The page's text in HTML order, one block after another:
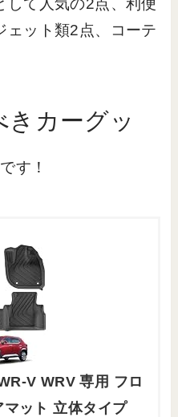
して人気の2点、利便
ェット類2点、コーテ
きカーグッ
です！
V WRV 専用 フロ
ット 立体タイプ